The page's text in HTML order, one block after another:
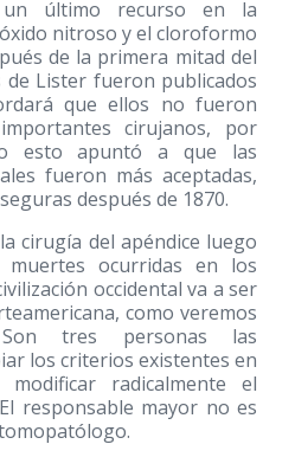
último recurso en la
nitroso y el cloroformo
de la primera mitad del
de Lister fueron publicados
que ellos no fueron
cirujanos, por
esto apuntó a que las
fueron más aceptadas,
después de 1870.
cirugía del apéndice luego
muertes ocurridas en los
occidental va a ser
como veremos
tres personas las
los criterios existentes en
radicalmente el
responsable mayor no es